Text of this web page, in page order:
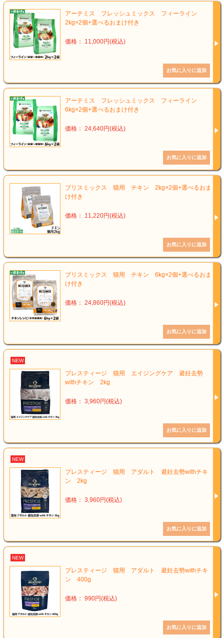
アーテミス フレッシュミックス フィーライン
2kg×2個+選べるおまけ付き
価格： 11,000円(税込)
アーテミス フレッシュミックス フィーライン
6kg×2個+選べるおまけ付き
価格： 24,640円(税込)
ブリスミックス 猫用 チキン 2kg×2個+選べるおま
け付き
価格： 11,220円(税込)
ブリスミックス 猫用 チキン 6kg×2個+選べるおま
け付き
価格： 24,860円(税込)
NEW
プレスティージ 猫用 エイジングケア 避妊去勢
withチキン 2kg
価格： 3,960円(税込)
NEW
プレスティージ 猫用 アダルト 避妊去勢withチキ
ン 2kg
価格： 3,960円(税込)
NEW
プレスティージ 猫用 アダルト 避妊去勢withチキ
ン 400g
価格： 990円(税込)